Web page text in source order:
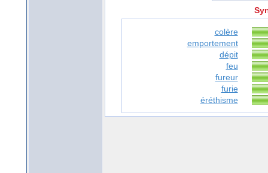
colère
emportement
dépit
feu
fureur
furie
éréthisme